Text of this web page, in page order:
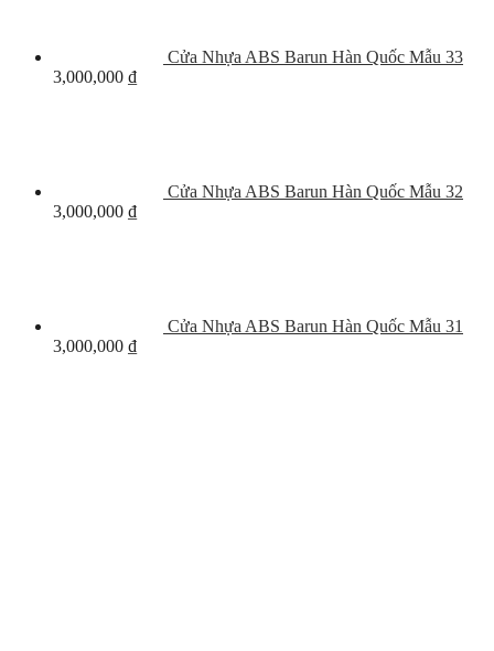
Cửa Nhựa ABS Barun Hàn Quốc Mẫu 33
3,000,000 ₫
Cửa Nhựa ABS Barun Hàn Quốc Mẫu 32
3,000,000 ₫
Cửa Nhựa ABS Barun Hàn Quốc Mẫu 31
3,000,000 ₫